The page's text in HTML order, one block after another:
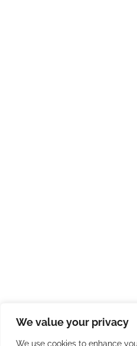
We value your privacy
We use cookies to enhance